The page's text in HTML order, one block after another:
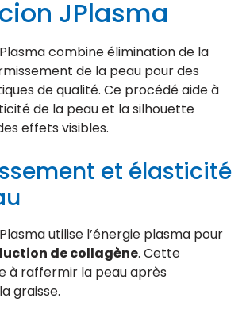
JPlasma
combine élimination de la
de la peau pour des
de qualité. Ce procédé aide à
de la peau et la silhouette
effets visibles.
et élasticité
utilise l’énergie plasma pour
de collagène. Cette
à raffermir la peau après
graisse.